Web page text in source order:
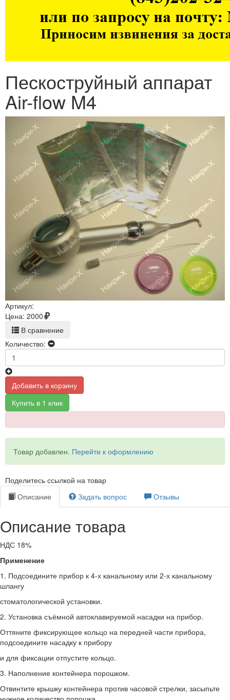
Пескоструйный аппарат
Air-flow M4
Артикул:
Цена: 2000
В сравнение
Количество:
Добавить в корзину
Купить в 1 клик
Товар добавлен. Перейти к оформлению
Поделитесь ссылкой на товар
Описание
Задать вопрос Отзывы
Описание товара
НДС 18%
Применение
1. Подсоедините прибор к 4-х канальному или 2-х канальному
шлангу
стоматологической установки.
2. Установка съёмной автоклавируемой насадки на прибор.
Оттяните фиксирующее кольцо на передней части прибора,
подсоедините насадку к прибору
и для фиксации отпустите кольцо.
3. Наполнение контейнера порошком.
Отвинтите крышку контейнера против часовой стрелки, засыпьте